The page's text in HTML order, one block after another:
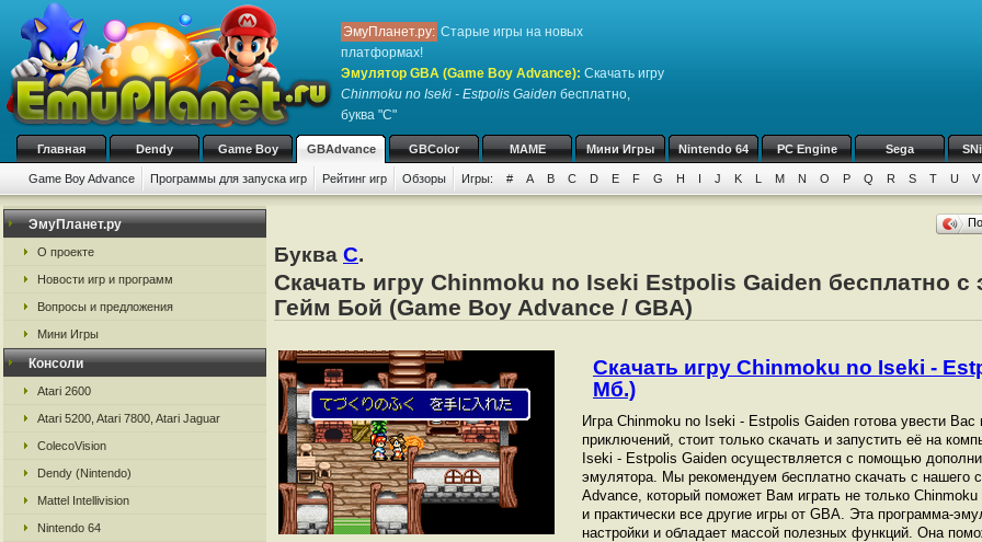
ЭмуПланет.ру: Старые игры на новых
платформах!
Эмулятор GBA (Game Boy Advance): Скачать игру
Chinmoku no Iseki - Estpolis Gaiden бесплатно,
буква "C"
Главная Dendy Game Boy GBAdvance GBColor MAME Мини Игры Nintendo 64 PC Engine Sega
Game Boy Advance Программы для запуска игр Рейтинг игр Обзоры Игры: # A B C D E F G H I J K L M N O P Q R S T U V
ЭмуПланет.ру
О проекте
Новости игр и программ
Вопросы и предложения
Мини Игры
Консоли
Atari 2600
Atari 5200, Atari 7800, Atari Jaguar
ColecoVision
Dendy (Nintendo)
Mattel Intellivision
Nintendo 64
Буква C.
Скачать игру Chinmoku no Iseki Estpolis Gaiden бесплатно с
Гейм Бой (Game Boy Advance / GBA)
Скачать игру Chinmoku no Iseki -
Мб.)
Игра Chinmoku no Iseki - Estpolis Gaiden готова увести
приключений, стоит только скачать и запустить её на
Iseki - Estpolis Gaiden осуществляется с помощью
эмулятора. Мы рекомендуем бесплатно скачать с нашего
Advance, который поможет Вам играть не только
и практически все другие игры от GBА. Эта программа-
настройки и обладает массой полезных функций. Она